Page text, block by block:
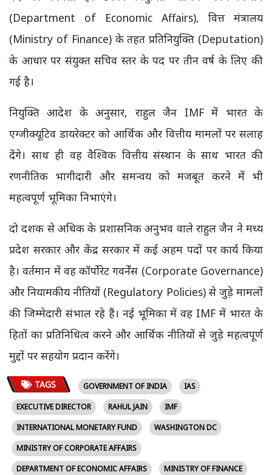
(Department of Economic Affairs), वित्त मंत्रालय
(Ministry of Finance) के तहत प्रतिनियुक्ति (Deputation)
के आधार पर संयुक्त सचिव स्तर के पद पर तीन वर्ष के लिए की
गई है।
नियुक्ति आदेश के अनुसार, राहुल जैन IMF में भारत के
एग्जीक्यूटिव डायरेक्टर को आर्थिक और वित्तीय मामलों पर सलाह
देंगे। साथ ही वह वैश्विक वित्तीय संस्थान के साथ भारत की
रणनीतिक भागीदारी और समन्वय को मजबूत करने में भी
महत्वपूर्ण भूमिका निभाएंगे।
दो दशक से अधिक के प्रशासनिक अनुभव वाले राहुल जैन ने मध्य
प्रदेश सरकार और केंद्र सरकार में कई अहम पदों पर कार्य किया
है। वर्तमान में वह कॉर्पोरेट गवर्नेंस (Corporate Governance)
और नियामकीय नीतियों (Regulatory Policies) से जुड़े मामलों
की जिम्मेदारी संभाल रहे हैं। नई भूमिका में वह IMF में भारत के
हितों का प्रतिनिधित्व करने और आर्थिक नीतियों से जुड़े महत्वपूर्ण
मुद्दों पर सहयोग प्रदान करेंगे।
TAGS GOVERNMENT OF INDIA
IAS
EXECUTIVE DIRECTOR
RAHUL JAIN
IMF
INTERNATIONAL MONETARY FUND
WASHINGTON DC
MINISTRY OF CORPORATE AFFAIRS
DEPARTMENT OF ECONOMIC AFFAIRS
MINISTRY OF FINANCE